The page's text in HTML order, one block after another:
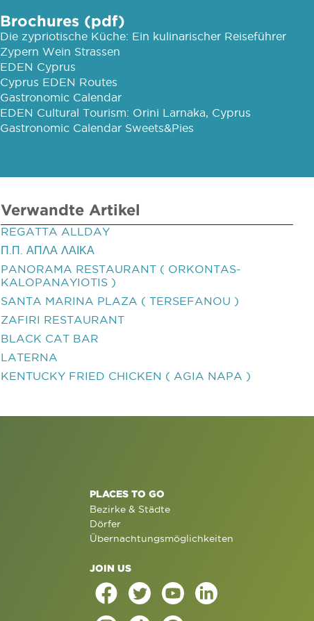
Brochures (pdf)
Die zypriotische Küche: Ein kulinarischer Reiseführer
Zypern Wein Strassen
EDEN Cyprus
Cyprus EDEN Routes
Gastronomic Calendar
EDEN Cultural Tourism: Orini Larnaka, Cyprus
Gastronomic Calendar Sweets&Pies
Verwandte Artikel
REGATTA ALLDAY
Π.Π. ΑΠΛΑ ΛΑΙΚΑ
PANORAMA RESTAURANT ( ORKONTAS-
KALOPANAYIOTIS )
SANTA MARINA PLAZA ( TERSEFANOU )
ZAFIRI RESTAURANT
BLACK CAT BAR
LATERNA
KENTUCKY FRIED CHICKEN ( AGIA NAPA )
PLACES TO GO
Bezirke & Städte
Dörfer
Übernachtungsmöglichkeiten
JOIN US